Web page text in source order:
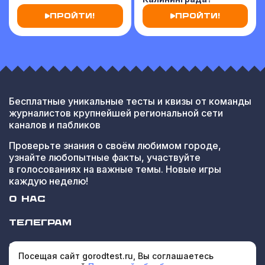
ПРОЙТИ! ПРОЙТИ!
Нескучная история Культурный код
Бесплатные уникальные тесты и квизы от команды
журналистов крупнейшей региональной сети
каналов и пабликов
Проверьте знания о своём любимом городе,
узнайте любопытные факты, участвуйте
в голосованиях на важные темы. Новые игры
каждую неделю!
О НАС
ТЕЛЕГРАМ
СОТРУДНИЧЕСТВО
Посещая сайт gorodtest.ru, Вы соглашаетесь